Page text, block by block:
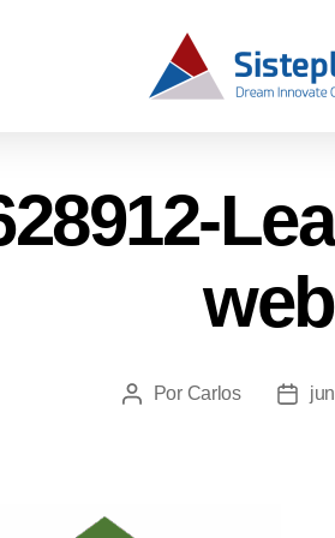
web
Por Carlos